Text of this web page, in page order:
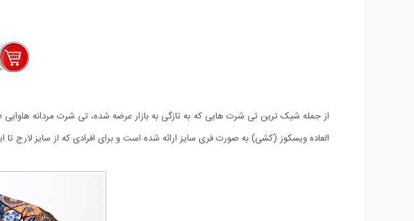
العاده ویسکوز (کشی) به صورت فری سایز ارائه شده است و برای افرادی که از سایز لارج